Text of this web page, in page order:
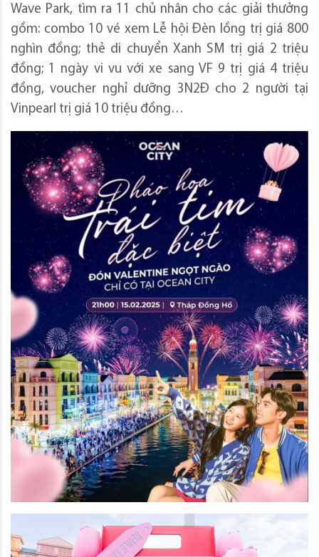
Wave Park, tìm ra 11 chủ nhân cho các giải thưởng
gồm: combo 10 vé xem Lễ hội Đèn lồng trị giá 800
nghìn đồng; thẻ di chuyển Xanh SM trị giá 2 triệu
đồng; 1 ngày vi vu với xe sang VF 9 trị giá 4 triệu
đồng, voucher nghỉ dưỡng 3N2Đ cho 2 người tại
Vinpearl trị giá 10 triệu đồng…